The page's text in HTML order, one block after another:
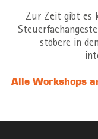
Zur Zeit gibt es
stöbere in
Alle Workshops